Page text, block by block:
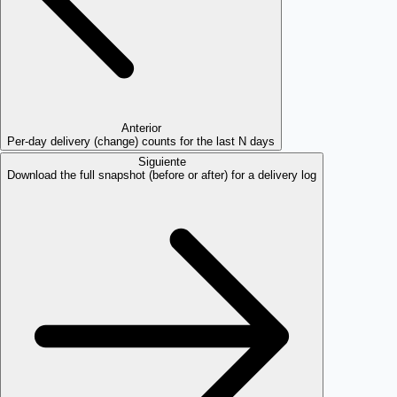
Anterior
Per-day delivery (change) counts for the last N days
Siguiente
Download the full snapshot (before or after) for a delivery log